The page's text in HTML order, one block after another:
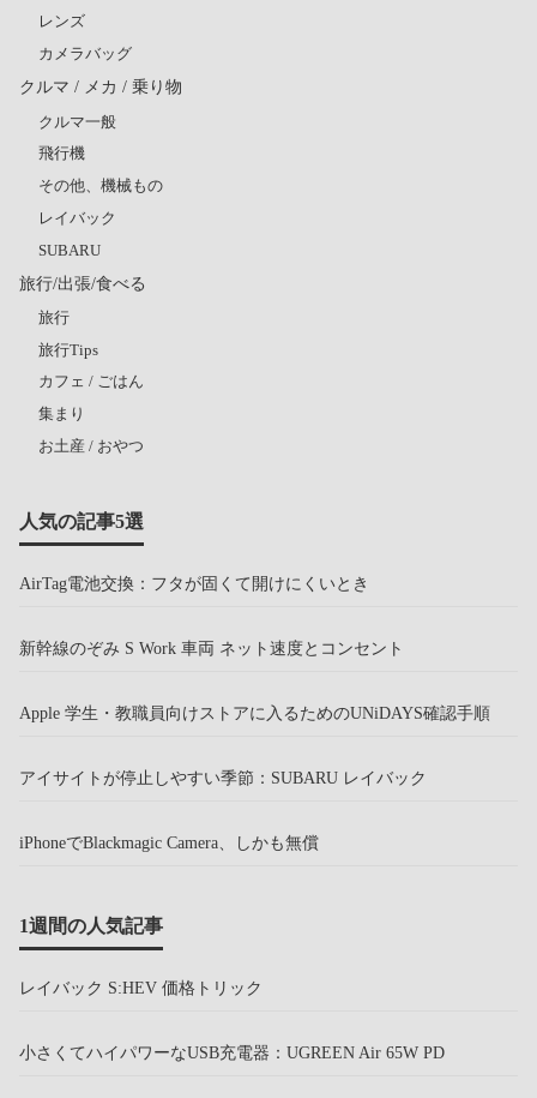
レンズ
カメラバッグ
クルマ / メカ / 乗り物
クルマ一般
飛行機
その他、機械もの
レイバック
SUBARU
旅行/出張/食べる
旅行
旅行Tips
カフェ / ごはん
集まり
お土産 / おやつ
人気の記事5選
AirTag電池交換：フタが固くて開けにくいとき
新幹線のぞみ S Work 車両 ネット速度とコンセント
Apple 学生・教職員向けストアに入るためのUNiDAYS確認手順
アイサイトが停止しやすい季節：SUBARU レイバック
iPhoneでBlackmagic Camera、しかも無償
1週間の人気記事
レイバック S:HEV 価格トリック
小さくてハイパワーなUSB充電器：UGREEN Air 65W PD